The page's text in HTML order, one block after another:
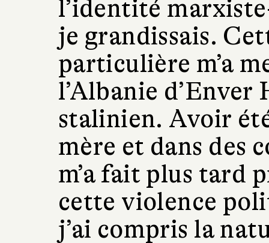
l’identité
je grandissais.
particulière m’a
l’Albanie
stalinien. Avoir
mère et dans des
m’a fait plus tard
cette violence
j’ai compris la